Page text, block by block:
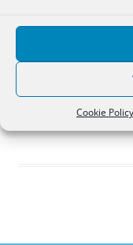
Cookie Policy
Acceder
Registro
¿Has olvidado